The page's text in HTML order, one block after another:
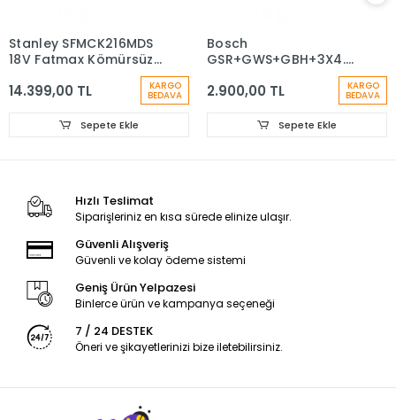
Stanley SFMCK216MDS
18V Fatmax Kömürsüz
Darbeli Matkap ve Sds
Plus Kırıcı Delici Seti
14.399,00 TL KARGO
BEDAVA
Sepete Ekle
Bosch
2.900,00 TL KARGO
BEDAVA
Sepete Ekle
Hızlı Teslimat
Siparişleriniz en kısa sürede elinize ulaşır.
Güvenli Alışveriş
Güvenli ve kolay ödeme sistemi
Geniş Ürün Yelpazesi
Binlerce ürün ve kampanya seçeneği
7 / 24 DESTEK
Öneri ve şikayetlerinizi bize iletebilirsiniz.